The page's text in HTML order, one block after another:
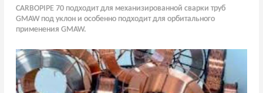
CARBOPIPE 70 подходит для механизированной сварки труб
GMAW под уклон и особенно подходит для орбитального
применения GMAW.